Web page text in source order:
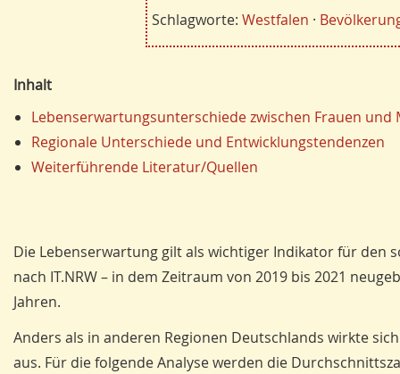
Schlagworte: Westfalen ·
Inhalt
Lebenserwartungsunterschiede zwischen Frauen und
Regionale Unterschiede und Entwicklungstendenzen
Weiterführende Literatur/Quellen
Die Lebenserwartung gilt als wichtiger Indikator für den
nach IT.NRW – in dem Zeitraum von 2019 bis 2021
Jahren.
Anders als in anderen Regionen Deutschlands wirkte
aus. Für die folgende Analyse werden die